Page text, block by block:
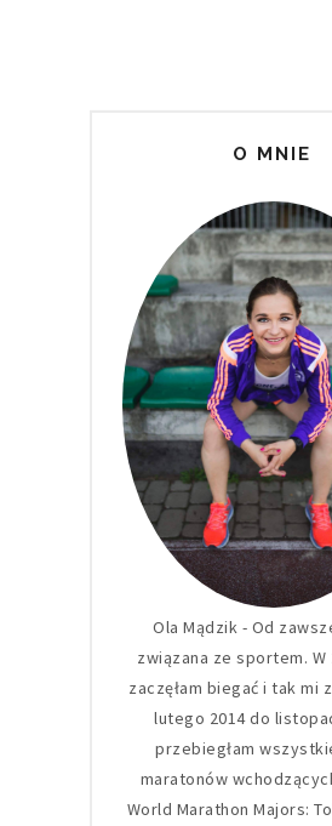
O MNIE
Ola Mądzik - Od
związana ze sportem. W
zaczęłam biegać i tak mi
lutego 2014 do
przebiegłam
maratonów
World Marathon Majors: